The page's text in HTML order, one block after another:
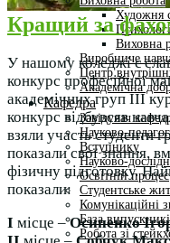
Художня
Виховна
Виробниче
Центр
Академічна
Кафедра
Завідувач
Науково-
Вступнику
Науково-
Освітній процес
Студентське
Комунікаційні
База
Робота зі
Кращий за
У нашому коледжі є
конкурс професійної
академічних груп ІІІ
конкурс відбувсяв
взяли участь студенти
показали свої знання,
фізичну підготовку.
показали:
І місце –Осипенко